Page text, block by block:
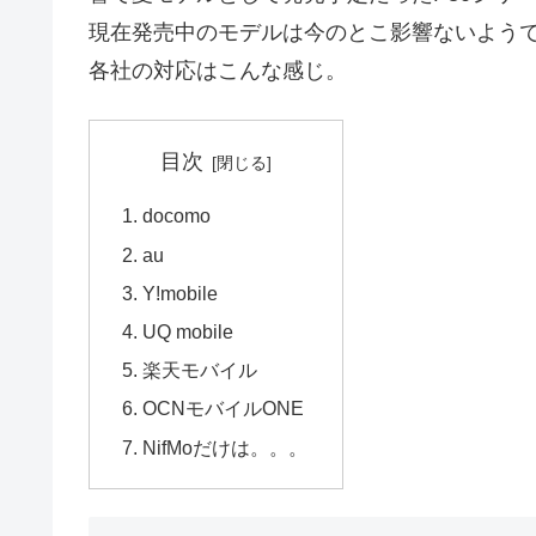
現在発売中のモデルは今のとこ影響ないよう
各社の対応はこんな感じ。
目次
docomo
au
Y!mobile
UQ mobile
楽天モバイル
OCNモバイルONE
NifMoだけは。。。